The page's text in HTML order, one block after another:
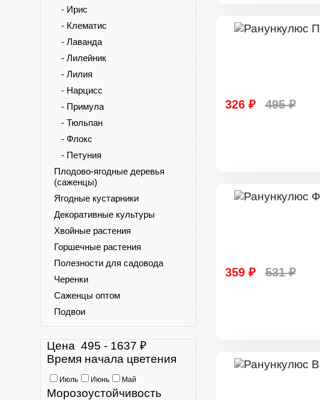
- Ирис
- Клематис
- Лаванда
- Лилейник
- Лилия
- Нарцисс
- Примула
- Тюльпан
- Флокс
- Петуния
Плодово-ягодные деревья
(саженцы)
Ягодные кустарники
Декоративные культуры
Хвойные растения
Горшечные растения
Полезности для садовода
Черенки
Саженцы оптом
Подвои
Цена 495 - 1637 ₽
Время начала цветения
Июль Июнь Май
Морозоустойчивость
326 ₽ 495 ₽
359 ₽ 531 ₽